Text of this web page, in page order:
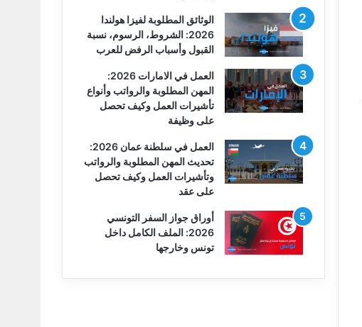
الوثائق المطلوبة لفيزا هولندا
2026: الشروط، الرسوم، نسبة
القبول وأسباب الرفض للعرب
العمل في الامارات 2026:
المهن المطلوبة والرواتب وأنواع
تأشيرات العمل وكيف تحصل
على وظيفة
العمل في سلطنة عمان 2026:
تحديث المهن المطلوبة والرواتب
وتأشيرات العمل وكيف تحصل
على عقد
أوراق جواز السفر التونسي
2026: الملف الكامل داخل
تونس وخارجها